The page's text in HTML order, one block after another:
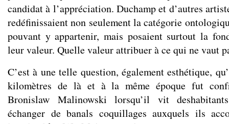
candidat à l’appréciation. Duchamp et d’autres
redéfinissaient non seulement la catégorie
pouvant y appartenir, mais posaient surtout la
leur valeur. Quelle valeur attribuer à ce qui ne vaut
C’est à une telle question, également esthétique,
kilomètres de là et à la même époque fut
Bronislaw Malinowski lorsqu’il vit
échanger de banals coquillages auxquels ils